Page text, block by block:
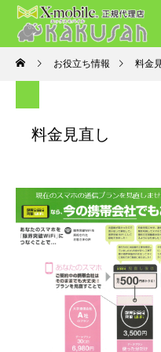
お役立ち情報 料金
料金見直し